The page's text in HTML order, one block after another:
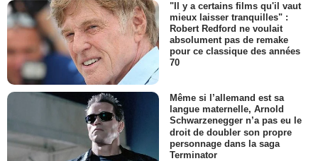
"Il y a certains films qu'il vaut
mieux laisser tranquilles" :
Robert Redford ne voulait
absolument pas de remake
pour ce classique des années
70
Même si l’allemand est sa
langue maternelle, Arnold
Schwarzenegger n’a pas eu le
droit de doubler son propre
personnage dans la saga
Terminator